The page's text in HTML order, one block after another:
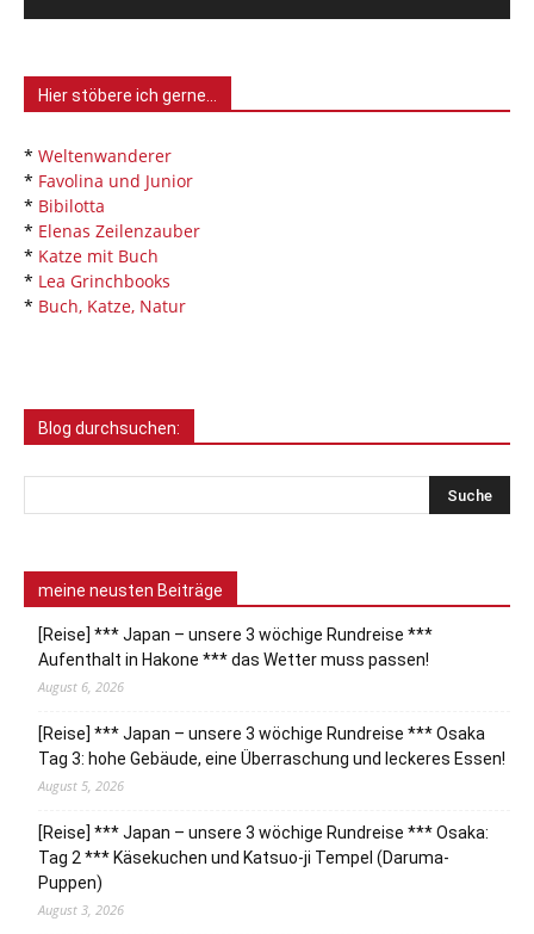
Hier stöbere ich gerne…
* Weltenwanderer
* Favolina und Junior
* Bibilotta
* Elenas Zeilenzauber
* Katze mit Buch
* Lea Grinchbooks
* Buch, Katze, Natur
Blog durchsuchen:
meine neusten Beiträge
[Reise] *** Japan – unsere 3 wöchige Rundreise ***
Aufenthalt in Hakone *** das Wetter muss passen!
August 6, 2026
[Reise] *** Japan – unsere 3 wöchige Rundreise *** Osaka
Tag 3: hohe Gebäude, eine Überraschung und leckeres Essen!
August 5, 2026
[Reise] *** Japan – unsere 3 wöchige Rundreise *** Osaka:
Tag 2 *** Käsekuchen und Katsuo-ji Tempel (Daruma-
Puppen)
August 3, 2026